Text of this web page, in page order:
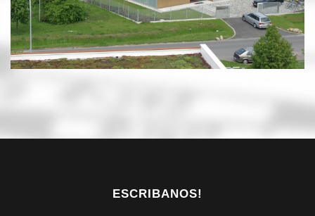
ESCRIBANOS!